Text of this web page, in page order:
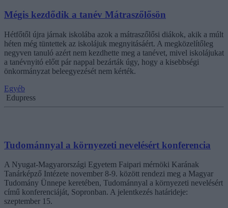
Mégis kezdődik a tanév Mátraszőlősön
Hétfőtől újra járnak iskolába azok a mátraszőlősi diákok, akik a múlt
héten még tüntettek az iskolájuk megnyitásáért. A megközelítőleg
negyven tanuló azért nem kezdhette meg a tanévet, mivel iskolájukat
a tanévnyitó előtt pár nappal bezárták úgy, hogy a kisebbségi
önkormányzat beleegyezését nem kérték.
Egyéb
Edupress
Tudománnyal a környezeti nevelésért konferencia
A Nyugat-Magyarországi Egyetem Faipari mérnöki Karának
Tanárképző Intézete november 8-9. között rendezi meg a Magyar
Tudomány Ünnepe keretében, Tudománnyal a környezeti nevelésért
című konferenciáját, Sopronban. A jelentkezés határideje:
szeptember 15.